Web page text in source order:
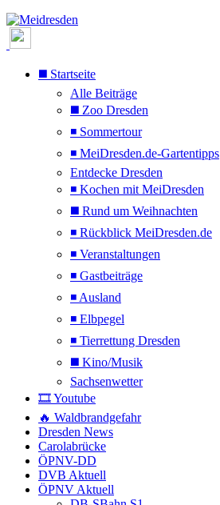
◼️ Startseite
Alle Beiträge
◼️ Zoo Dresden
◾ Sommertour
◾ MeiDresden.de-Gartentipps
Entdecke Dresden
◾ Kochen mit MeiDresden
◼️ Rund um Weihnachten
◾ Rückblick MeiDresden.de
◾ Veranstaltungen
◾ Gastbeiträge
◾ Ausland
◾ Elbpegel
◾ Tierrettung Dresden
◼️ Kino/Musik
Sachsenwetter
🎞️ Youtube
🔥 Waldbrandgefahr
Dresden News
Carolabrücke
ÖPNV-DD
DVB Aktuell
ÖPNV Aktuell